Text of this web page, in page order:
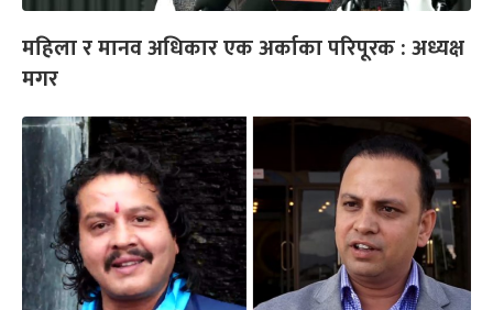
महिला र मानव अधिकार एक अर्काका परिपूरक : अध्यक्ष
मगर